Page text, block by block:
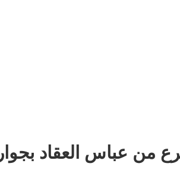
– متفرع من عباس العقاد بجوار